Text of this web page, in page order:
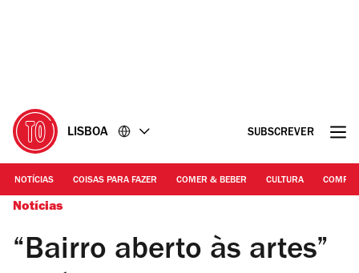
LISBOA SUBSCREVER
NOTÍCIAS COISAS PARA FAZER COMER & BEBER CULTURA
Notícias
“Bairro aberto às artes”